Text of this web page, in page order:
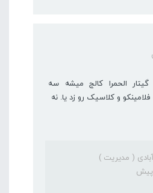
گیتار الحمرا کالج میشه سه
و کلاسیک رو زد یا. نه
( مدیریت )